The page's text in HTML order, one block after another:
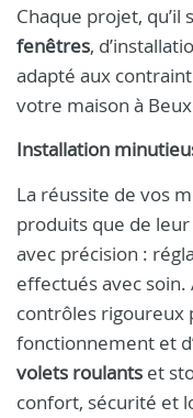
Chaque projet, qu’il
fenêtres,
adapté aux
votre maison à
Installation
La réussite de vos
produits que de
avec précision :
effectués avec
contrôles
fonctionnement et
volets roulants et
confort, sécurité et